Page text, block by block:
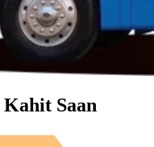
Kahit Saan